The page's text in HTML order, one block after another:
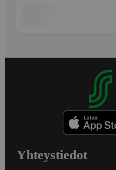
Yhteystiedot